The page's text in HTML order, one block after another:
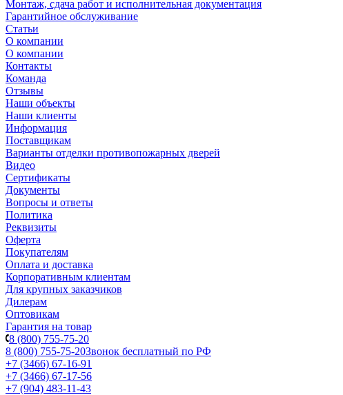
Монтаж, сдача работ и исполнительная документация
Гарантийное обслуживание
Статьи
О компании
О компании
Контакты
Команда
Отзывы
Наши объекты
Наши клиенты
Информация
Поставщикам
Варианты отделки противопожарных дверей
Видео
Сертификаты
Документы
Вопросы и ответы
Политика
Реквизиты
Оферта
Покупателям
Оплата и доставка
Корпоративным клиентам
Для крупных заказчиков
Дилерам
Оптовикам
Гарантия на товар
8 (800) 755-75-20
8 (800) 755-75-20Звонок бесплатный по РФ
+7 (3466) 67-16-91
+7 (3466) 67-17-56
+7 (904) 483-11-43